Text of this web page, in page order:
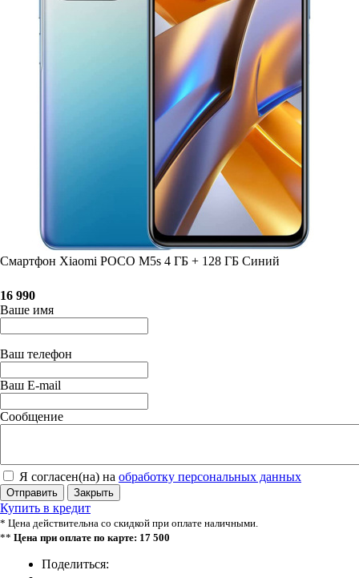
Смартфон Xiaomi POCO M5s 4 ГБ + 128 ГБ Синий
16 990
Ваше имя
Ваш телефон
Ваш E-mail
Сообщение
Я согласен(на) на обработку персональных данных
Отправить Закрыть
Купить в кредит
* Цена действительна со скидкой при оплате наличными.
** Цена при оплате по карте: 17 500
Поделиться: